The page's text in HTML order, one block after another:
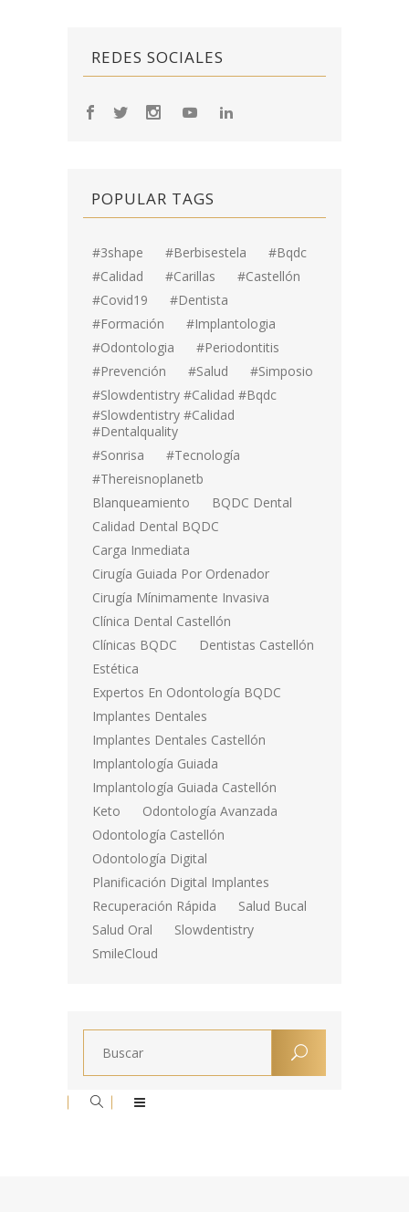
REDES SOCIALES
POPULAR TAGS
#3shape #berbisestela
#bqdc
#calidad
#carillas
#Castellón
#covid19
#dentista
#formación
#implantologia
#odontologia
#periodontitis
#prevención
#salud
#simposio
#Slowdentistry #calidad #bqdc
#Slowdentistry #calidad
#dentalquality
#sonrisa
#tecnología
#thereisnoplanetb
Blanqueamiento
BQDC Dental
Calidad Dental BQDC
Carga Inmediata
Cirugía Guiada Por Ordenador
Cirugía Mínimamente Invasiva
Clínica Dental Castellón
Clínicas BQDC
Dentistas Castellón
Estética
Expertos En Odontología BQDC
Implantes Dentales
Implantes Dentales Castellón
Implantología Guiada
Implantología Guiada Castellón
Keto
Odontología Avanzada
Odontología Castellón
Odontología Digital
Planificación Digital Implantes
Recuperación Rápida
Salud Bucal
Salud Oral
Slowdentistry
SmileCloud